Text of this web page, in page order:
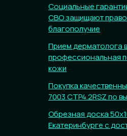
Социальные
СВО защищают
благополучие
Прием дерматолога
профессиональная
кожи
Покупка
7003 CTP4.2RSZ по
Обрезная доска
Екатеринбурге с